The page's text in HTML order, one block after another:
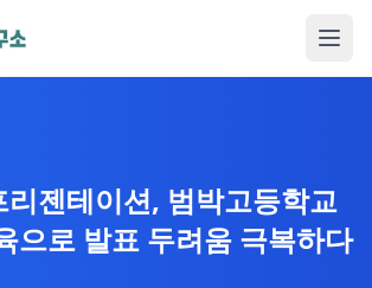
리젠테이션, 범박고등학교
으로 발표 두려움 극복하다